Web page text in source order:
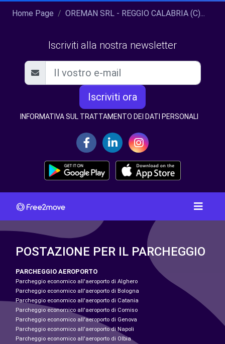
Home Page OREMAN SRL - REGGIO CALABRIA (C)...
Iscriviti alla nostra newsletter
Iscriviti ora
INFORMATIVA SUL TRATTAMENTO DEI DATI PERSONALI
POSTAZIONE PER IL PARCHEGGIO
PARCHEGGIO AEROPORTO
Parcheggio economico all'aeroporto di Alghero
Parcheggio economico all'aeroporto di Bologna
Parcheggio economico all'aeroporto di Catania
Parcheggio economico all'aeroporto di Comiso
Parcheggio economico all'aeroporto di Genova
Parcheggio economico all'aeroporto di Napoli
Parcheggio economico all'aeroporto di Olbia